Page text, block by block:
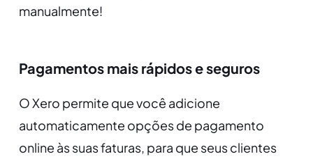
manualmente!
Pagamentos mais rápidos e seguros
O Xero permite que você adicione
automaticamente opções de pagamento
online às suas faturas, para que seus clientes